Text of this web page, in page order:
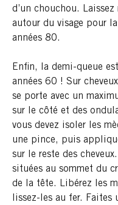
d’un chouchou.
autour du visage pour
années 80.
Enfin, la demi-queue
années 60 ! Sur
se porte avec un
sur le côté et des
vous devez isoler les
une pince, puis
sur le reste des
situées au sommet du
de la tête. Libérez les
lissez-les au fer.